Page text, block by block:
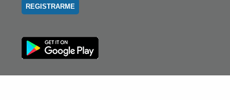
REGISTRARME